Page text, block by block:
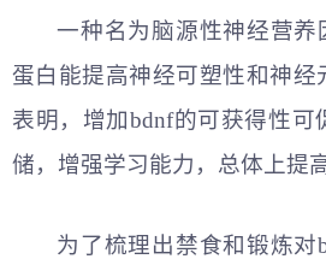
一种名为脑源性神经营养
蛋白能提高神经可塑性和神经
表明，增加bdnf的可获得性可
储，增强学习能力，总体上提
为了梳理出禁食和锻炼对